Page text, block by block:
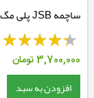
ساچمه JSB پلی مگ کالیبر 4.5 - 8.2 گرین
3,700,000تومان
افزودن به سبد